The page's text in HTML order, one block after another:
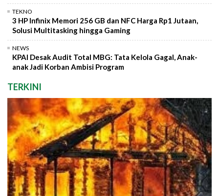
TEKNO
3 HP Infinix Memori 256 GB dan NFC Harga Rp1 Jutaan,
Solusi Multitasking hingga Gaming
NEWS
KPAI Desak Audit Total MBG: Tata Kelola Gagal, Anak-
anak Jadi Korban Ambisi Program
TERKINI